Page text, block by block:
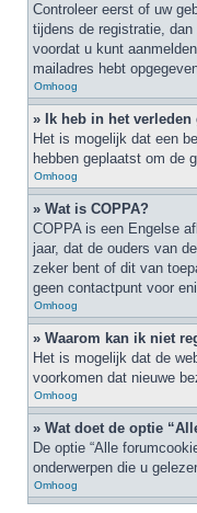
Controleer eerst of uw
tijdens de registratie,
voordat u kunt
mailadres hebt
Omhoog
» Ik heb in het
Het is mogelijk dat een
hebben geplaatst om de
Omhoog
» Wat is COPPA?
COPPA is een Engelse
jaar, dat de ouders van
zeker bent of dit van
geen contactpunt voor
Omhoog
» Waarom kan ik niet
Het is mogelijk dat de
voorkomen dat nieuwe
Omhoog
» Wat doet de optie
De optie “Alle
onderwerpen die u
Omhoog